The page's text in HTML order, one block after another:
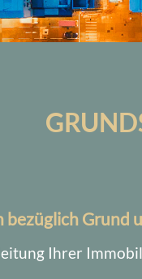
bezüglich Grund
Ihrer